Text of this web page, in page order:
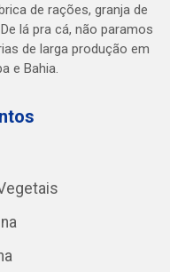
de rações, granja de
lá pra cá, não paramos
de larga produção em
e Bahia.